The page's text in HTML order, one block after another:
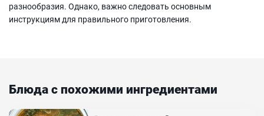
разнообразия. Однако, важно следовать основным
инструкциям для правильного приготовления.
Блюда с похожими ингредиентами